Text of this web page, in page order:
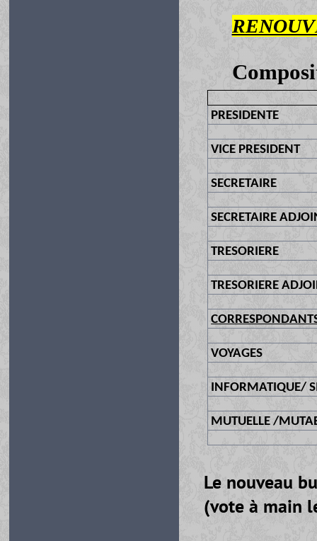
PRESIDENTE
VICE PRESIDENT
SECRETAIRE
SECRETAIRE
TRESORIERE
TRESORIERE
VOYAGES
INFORMATIQUE/
MUTUELLE /
Le nouveau
(vote à main